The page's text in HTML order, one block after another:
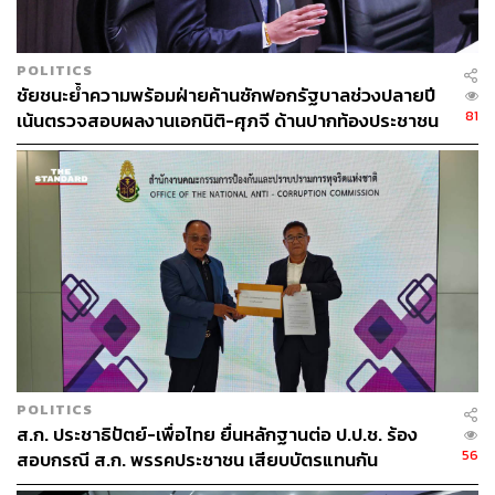
POLITICS
ชัยชนะย้ำความพร้อมฝ่ายค้านซักฟอกรัฐบาลช่วงปลายปี
เน้นตรวจสอบผลงานเอกนิติ-ศุภจี ด้านปากท้องประชาชน
81
POLITICS
ส.ก. ประชาธิปัตย์-เพื่อไทย ยื่นหลักฐานต่อ ป.ป.ช. ร้อง
สอบกรณี ส.ก. พรรคประชาชน เสียบบัตรแทนกัน
56